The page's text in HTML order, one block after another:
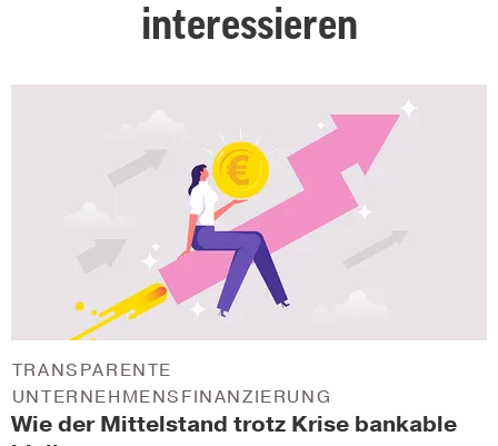
interessieren
Wie der Mittelstand trotz Krise bankable
TRANSPARENTE
UNTERNEHMENSFINANZIERUNG